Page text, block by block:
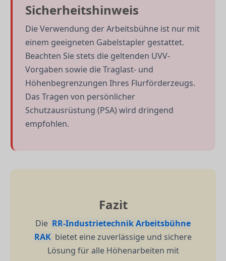
Sicherheitshinweis
Die Verwendung der Arbeitsbühne ist nur mit
einem geeigneten Gabelstapler gestattet.
Beachten Sie stets die geltenden UVV-
Vorgaben sowie die Traglast- und
Höhenbegrenzungen Ihres Flurförderzeugs.
Das Tragen von persönlicher
Schutzausrüstung (PSA) wird dringend
empfohlen.
Fazit
Die RR-Industrietechnik Arbeitsbühne
RAK bietet eine zuverlässige und sichere
Lösung für alle Höhenarbeiten mit